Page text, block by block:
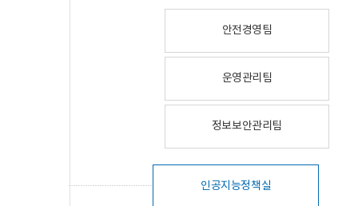
안전경영팀
운영관리팀
정보보안관리팀
인공지능정책실